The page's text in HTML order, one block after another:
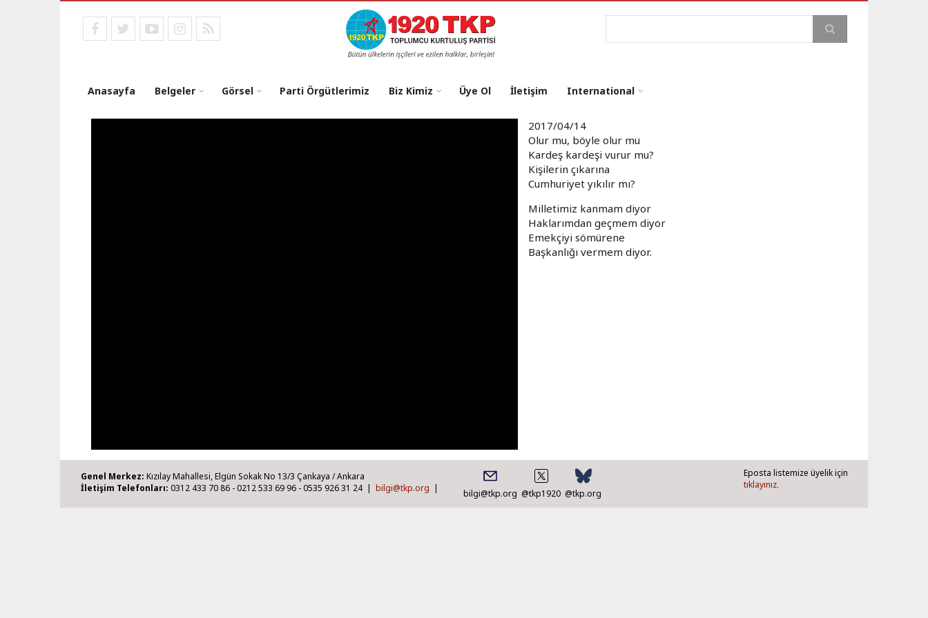
facebooktwitteryoutubeinstagram
RSS
Ara
Anasayfa Belgeler Görsel Parti Örgütlerimiz Biz Kimiz Üye Ol İletişim International
2017/04/14
Olur mu, böyle olur mu
Kardeş kardeşi vurur mu?
Kişilerin çıkarına
Cumhuriyet yıkılır mı?
Milletimiz kanmam diyor
Haklarımdan geçmem diyor
Emekçiyi sömürene
Başkanlığı vermem diyor.
Genel Merkez: Kızılay Mahallesi, Elgün Sokak No 13/3 Çankaya / Ankara
İletişim Telefonları: 0312 433 70 86 - 0212 533 69 96 - 0535 926 31 24 | bilgi@tkp.org | bilgi@tkp.org @tkp1920 @tkp.org
Eposta listemize üyelik için
tıklayınız.